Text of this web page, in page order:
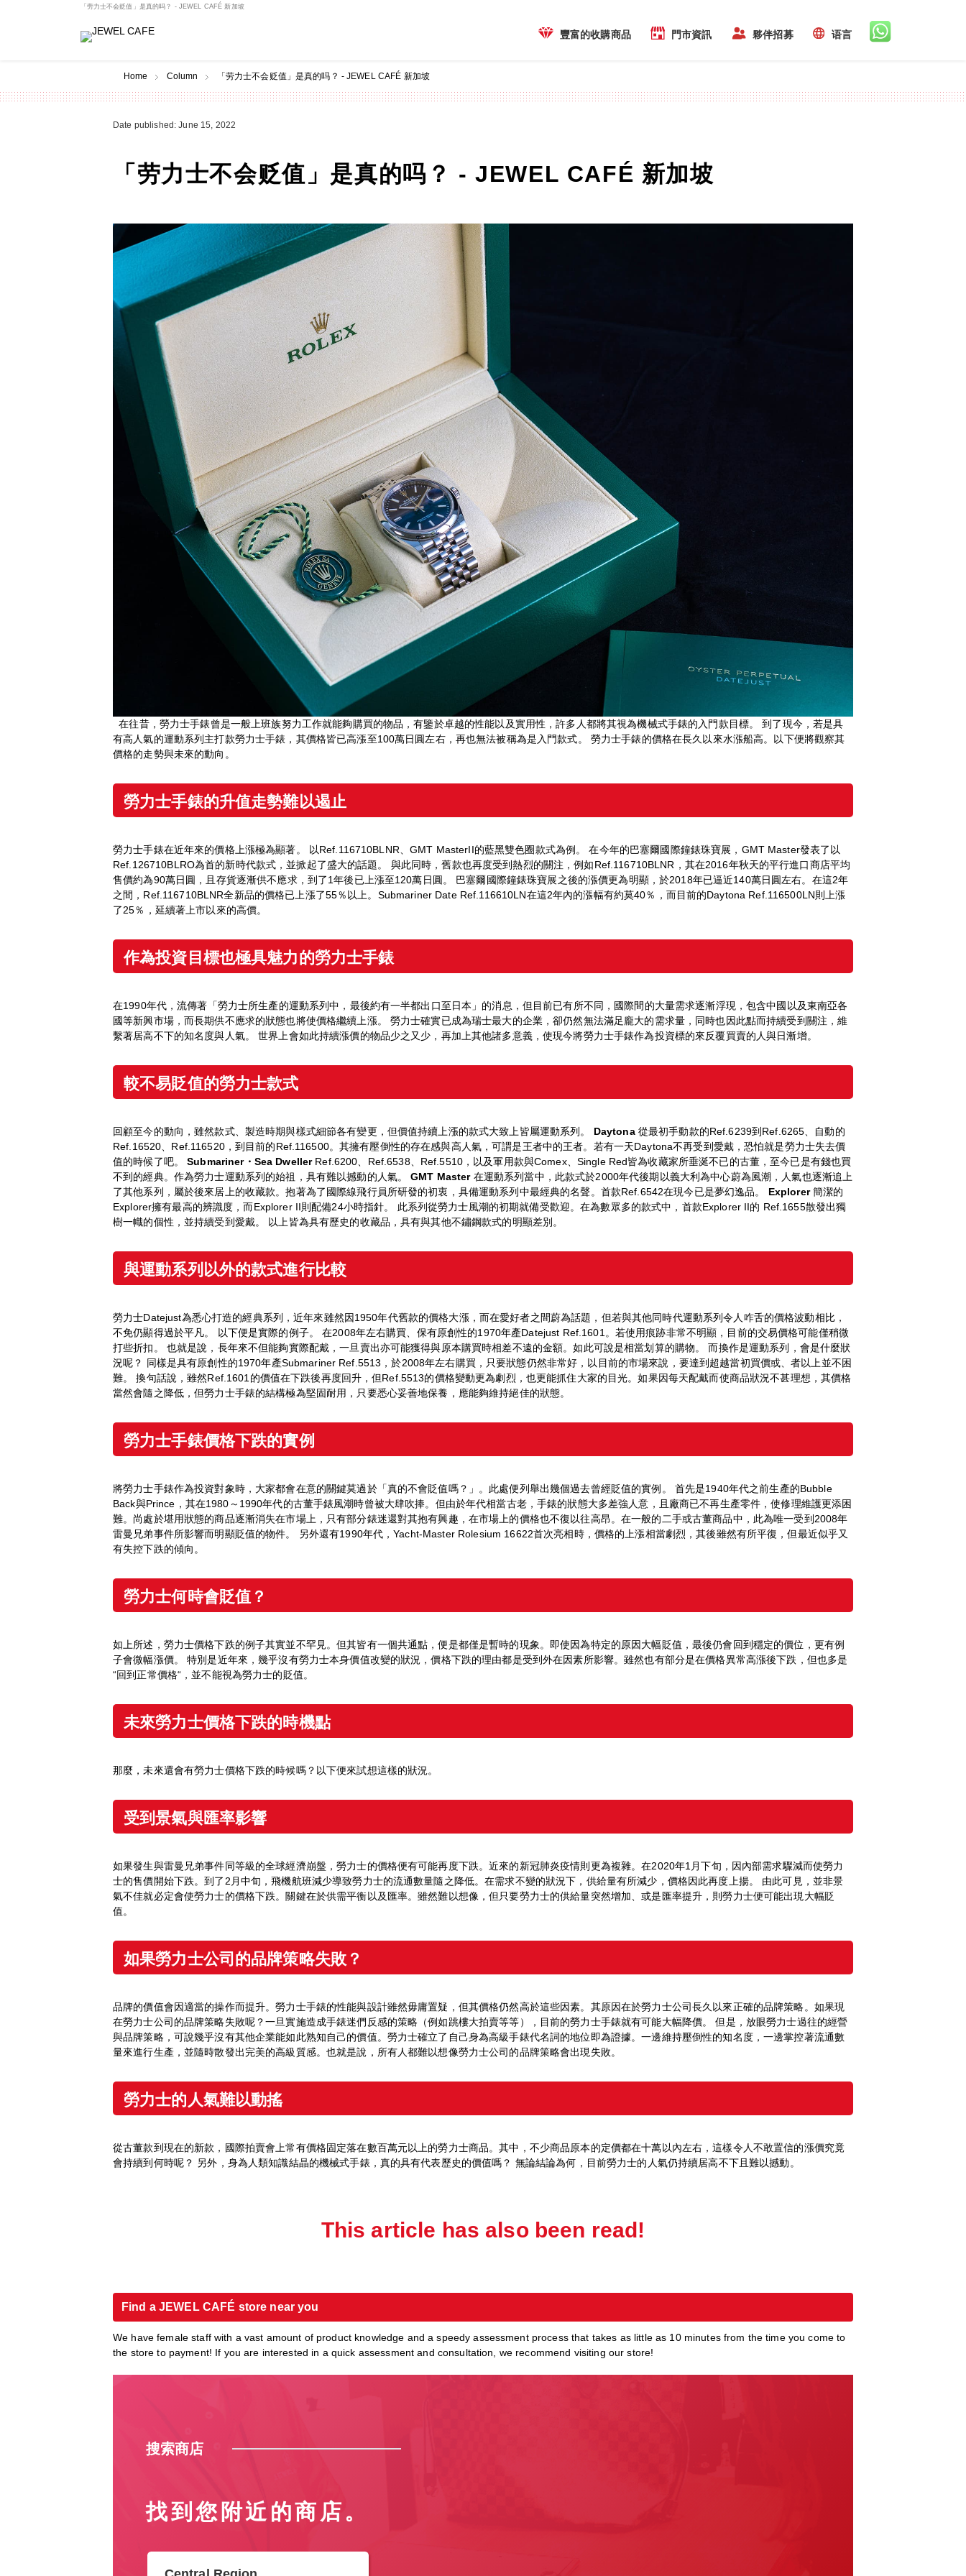
「劳力士不会贬值」是真的吗？ - JEWEL CAFÉ 新加坡
豐富的收購商品 門市資訊 夥伴招募 语言
Home Column 「劳力士不会贬值」是真的吗？ - JEWEL CAFÉ 新加坡
Date published: June 15, 2022
「劳力士不会贬值」是真的吗？ - JEWEL CAFÉ 新加坡
在往昔，勞力士手錶曾是一般上班族努力工作就能夠購買的物品，有鑒於卓越的性能以及實用性，許多人都將其視為機械式手錶的入門款目標。 到了現今，若是具
有高人氣的運動系列主打款勞力士手錶，其價格皆已高漲至100萬日圓左右，再也無法被稱為是入門款式。 勞力士手錶的價格在長久以來水漲船高。以下便將觀察其
價格的走勢與未來的動向。
勞力士手錶的升值走勢難以遏止
勞力士手錶在近年來的價格上漲極為顯著。 以Ref.116710BLNR、GMT MasterII的藍黑雙色圈款式為例。 在今年的巴塞爾國際鐘錶珠寶展，GMT Master發表了以
Ref.126710BLRO為首的新時代款式，並掀起了盛大的話題。 與此同時，舊款也再度受到熱烈的關注，例如Ref.116710BLNR，其在2016年秋天的平行進口商店平均
售價約為90萬日圓，且存貨逐漸供不應求，到了1年後已上漲至120萬日圓。 巴塞爾國際鐘錶珠寶展之後的漲價更為明顯，於2018年已逼近140萬日圓左右。在這2年
之間，Ref.116710BLNR全新品的價格已上漲了55％以上。Submariner Date Ref.116610LN在這2年內的漲幅有約莫40％，而目前的Daytona Ref.116500LN則上漲
了25％，延續著上市以來的高價。
作為投資目標也極具魅力的勞力士手錶
在1990年代，流傳著「勞力士所生產的運動系列中，最後約有一半都出口至日本」的消息，但目前已有所不同，國際間的大量需求逐漸浮現，包含中國以及東南亞各
國等新興市場，而長期供不應求的狀態也將使價格繼續上漲。 勞力士確實已成為瑞士最大的企業，卻仍然無法滿足龐大的需求量，同時也因此點而持續受到關注，維
繫著居高不下的知名度與人氣。 世界上會如此持續漲價的物品少之又少，再加上其他諸多意義，使現今將勞力士手錶作為投資標的來反覆買賣的人與日漸增。
較不易貶值的勞力士款式
回顧至今的動向，雖然款式、製造時期與樣式細節各有變更，但價值持續上漲的款式大致上皆屬運動系列。 Daytona從最初手動款的Ref.6239到Ref.6265、自動的
Ref.16520、Ref.116520，到目前的Ref.116500。其擁有壓倒性的存在感與高人氣，可謂是王者中的王者。若有一天Daytona不再受到愛戴，恐怕就是勞力士失去價
值的時候了吧。Submariner・ Sea DwellerRef.6200、Ref.6538、Ref.5510，以及軍用款與Comex、Single Red皆為收藏家所垂涎不已的古董，至今已是有錢也買
不到的經典。作為勞力士運動系列的始祖，具有難以撼動的人氣。GMT Master在運動系列當中，此款式於2000年代後期以義大利為中心蔚為風潮，人氣也逐漸追上
了其他系列，屬於後來居上的收藏款。抱著為了國際線飛行員所研發的初衷，具備運動系列中最經典的名聲。首款Ref.6542在現今已是夢幻逸品。 Explorer簡潔的
Explorer擁有最高的辨識度，而Explorer II則配備24小時指針。 此系列從勞力士風潮的初期就備受歡迎。在為數眾多的款式中，首款Explorer II的 Ref.1655散發出獨
樹一幟的個性，並持續受到愛戴。 以上皆為具有歷史的收藏品，具有與其他不鏽鋼款式的明顯差別。
與運動系列以外的款式進行比較
勞力士Datejust為悉心打造的經典系列，近年來雖然因1950年代舊款的價格大漲，而在愛好者之間蔚為話題，但若與其他同時代運動系列令人咋舌的價格波動相比，
不免仍顯得過於平凡。 以下便是實際的例子。 在2008年左右購買、保有原創性的1970年產Datejust Ref.1601。若使用痕跡非常不明顯，目前的交易價格可能僅稍微
打些折扣。 也就是說，長年來不但能夠實際配戴，一旦賣出亦可能獲得與原本購買時相差不遠的金額。如此可說是相當划算的購物。 而換作是運動系列，會是什麼狀
況呢？ 同樣是具有原創性的1970年產Submariner Ref.5513，於2008年左右購買，只要狀態仍然非常好，以目前的市場來說，要達到超越當初買價或、者以上並不困
難。 換句話說，雖然Ref.1601的價值在下跌後再度回升，但Ref.5513的價格變動更為劇烈，也更能抓住大家的目光。如果因每天配戴而使商品狀況不甚理想，其價格
當然會隨之降低，但勞力士手錶的結構極為堅固耐用，只要悉心妥善地保養，應能夠維持絕佳的狀態。
勞力士手錶價格下跌的實例
將勞力士手錶作為投資對象時，大家都會在意的關鍵莫過於「真的不會貶值嗎？」。此處便列舉出幾個過去曾經貶值的實例。 首先是1940年代之前生產的Bubble
Back與Prince，其在1980～1990年代的古董手錶風潮時曾被大肆吹捧。但由於年代相當古老，手錶的狀態大多差強人意，且廠商已不再生產零件，使修理維護更添困
難。尚處於堪用狀態的商品逐漸消失在市場上，只有部分錶迷還對其抱有興趣，在市場上的價格也不復以往高昂。在一般的二手或古董商品中，此為唯一受到2008年
雷曼兄弟事件所影響而明顯貶值的物件。 另外還有1990年代，Yacht-Master Rolesium 16622首次亮相時，價格的上漲相當劇烈，其後雖然有所平復，但最近似乎又
有失控下跌的傾向。
勞力士何時會貶值 ？
如上所述，勞力士價格下跌的例子其實並不罕見。但其皆有一個共通點，便是都僅是暫時的現象。即使因為特定的原因大幅貶值，最後仍會回到穩定的價位，更有例
子會微幅漲價。 特別是近年來，幾乎沒有勞力士本身價值改變的狀況，價格下跌的理由都是受到外在因素所影響。雖然也有部分是在價格異常高漲後下跌，但也多是
“回到正常價格“，並不能視為勞力士的貶值。
未來勞力士價格下跌的時機點
那麼，未來還會有勞力士價格下跌的時候嗎？以下便來試想這樣的狀況。
受到景氣與匯率影響
如果發生與雷曼兄弟事件同等級的全球經濟崩盤，勞力士的價格便有可能再度下跌。近來的新冠肺炎疫情則更為複雜。在2020年1月下旬，因內部需求驟減而使勞力
士的售價開始下跌。到了2月中旬，飛機航班減少導致勞力士的流通數量隨之降低。在需求不變的狀況下，供給量有所減少，價格因此再度上揚。 由此可見，並非景
氣不佳就必定會使勞力士的價格下跌。關鍵在於供需平衡以及匯率。雖然難以想像，但只要勞力士的供給量突然增加、或是匯率提升，則勞力士便可能出現大幅貶
值。
如果勞力士公司的品牌策略失敗？
品牌的價值會因適當的操作而提升。勞力士手錶的性能與設計雖然毋庸置疑，但其價格仍然高於這些因素。其原因在於勞力士公司長久以來正確的品牌策略。如果現
在勞力士公司的品牌策略失敗呢？一旦實施造成手錶迷們反感的策略（例如跳樓大拍賣等等），目前的勞力士手錶就有可能大幅降價。 但是，放眼勞力士過往的經營
與品牌策略，可說幾乎沒有其他企業能如此熟知自己的價值。勞力士確立了自己身為高級手錶代名詞的地位即為證據。一邊維持壓倒性的知名度，一邊掌控著流通數
量來進行生產，並隨時散發出完美的高級質感。也就是說，所有人都難以想像勞力士公司的品牌策略會出現失敗。
勞力士的人氣難以動搖
從古董款到現在的新款，國際拍賣會上常有價格固定落在數百萬元以上的勞力士商品。其中，不少商品原本的定價都在十萬以內左右，這樣令人不敢置信的漲價究竟
會持續到何時呢？ 另外，身為人類知識結晶的機械式手錶，真的具有代表歷史的價值嗎？ 無論結論為何，目前勞力士的人氣仍持續居高不下且難以撼動。
This article has also been read!
Find a JEWEL CAFÉ store near you
We have female staff with a vast amount of product knowledge and a speedy assessment process that takes as little as 10 minutes from the time you come to
the store to payment! If you are interested in a quick assessment and consultation, we recommend visiting our store!
搜索商店
找到您附近的商店。